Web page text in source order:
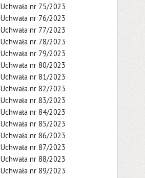
Uchwała nr 75/2023
Uchwała nr 76/2023
Uchwała nr 77/2023
Uchwała nr 78/2023
Uchwała nr 79/2023
Uchwała nr 80/2023
Uchwała nr 81/2023
Uchwała nr 82/2023
Uchwała nr 83/2023
Uchwała nr 84/2023
Uchwała nr 85/2023
Uchwała nr 86/2023
Uchwała nr 87/2023
Uchwała nr 88/2023
Uchwała nr 89/2023